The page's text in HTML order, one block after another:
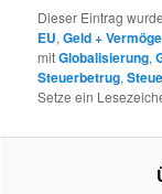
Dieser Eintrag
EU,Geld +
mitGlobalisierung,
Steuerbetrug,
Setze ein